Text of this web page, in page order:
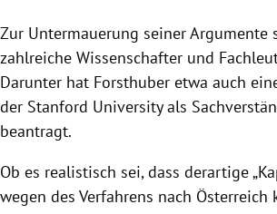
Zur Untermauerung seiner Argumente
zahlreiche Wissenschafter und
Darunter hat Forsthuber etwa auch
der Stanford University als
beantragt.
Ob es realistisch sei, dass derartige
wegen des Verfahrens nach Österreich